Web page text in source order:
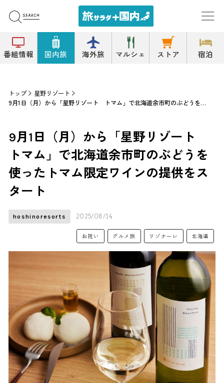
番組情報 国内旅 海外旅 マルシェ ストア 宿泊
トップ
星野リゾート
9月1日（月）から「星野リゾート トマム」で北海道余市町のぶどうを使ったトマム限定ワインの提供をスタート
9月1日（月）から「星野リゾート
トマム」で北海道余市町のぶどうを
使ったトマム限定ワインの提供をス
タート
hoshinoresorts 2025/08/14
お祝い グルメ旅 リゾナーレ 北海道